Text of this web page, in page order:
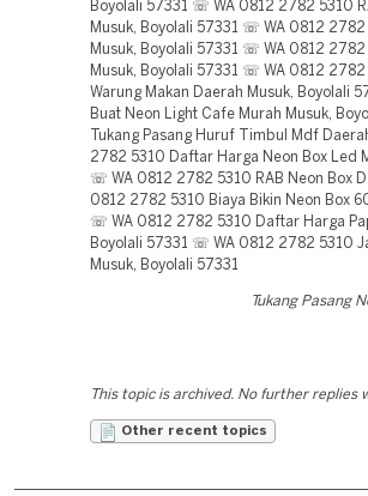
Boyolali 57331 ☏ WA 0812 2782 5310
Musuk, Boyolali 57331 ☏ WA 0812 2782
Musuk, Boyolali 57331 ☏ WA 0812 2782
Musuk, Boyolali 57331 ☏ WA 0812 2782
Warung Makan Daerah Musuk, Boyolali
Buat Neon Light Cafe Murah Musuk,
Tukang Pasang Huruf Timbul Mdf
2782 5310 Daftar Harga Neon Box Led
☏ WA 0812 2782 5310 RAB Neon Box
0812 2782 5310 Biaya Bikin Neon Box
☏ WA 0812 2782 5310 Daftar Harga
Boyolali 57331 ☏ WA 0812 2782 5310
Musuk, Boyolali 57331
Tukang Pasang
This topic is archived. No further replies
Other recent topics